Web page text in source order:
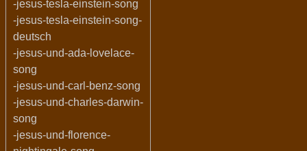
-jesus-tesla-einstein-song
-jesus-tesla-einstein-song-
deutsch
-jesus-und-ada-lovelace-
song
-jesus-und-carl-benz-song
-jesus-und-charles-darwin-
song
-jesus-und-florence-